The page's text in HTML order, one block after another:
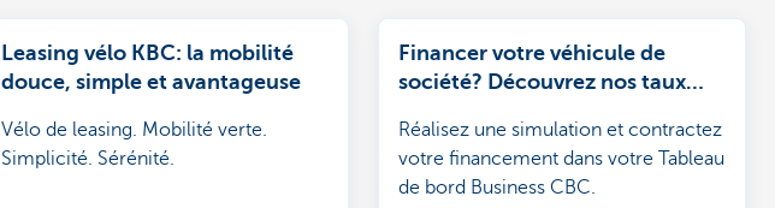
Leasing vélo KBC: la mobilité
douce, simple et avantageuse
Vélo de leasing. Mobilité verte.
Simplicité. Sérénité.
Financer votre véhicule de
société? Découvrez nos taux
Réalisez une simulation et contractez
votre financement dans votre Tableau
de bord Business CBC.